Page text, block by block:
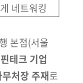
네트워킹
본점(서울
테크 기업
처장주재로